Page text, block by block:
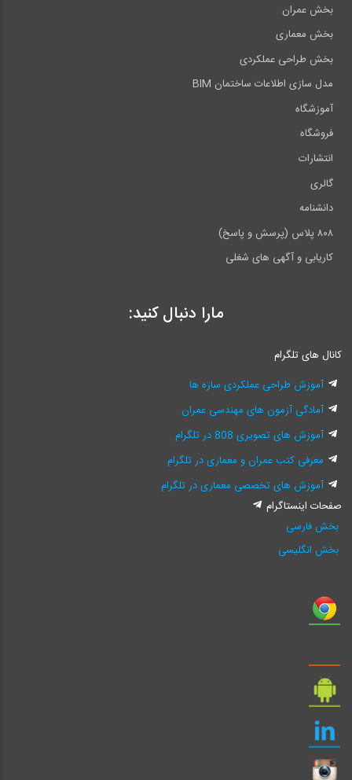
بخش عمران
بخش معماری
بخش طراحی عملکردی
مدل سازی اطلاعات ساختمان BIM
آموزشگاه
فروشگاه
انتشارات
گالری
دانشنامه
۸۰۸ پلاس (پرسش و پاسخ)
کاریابی و آگهی های شغلی
مارا دنبال کنید:
کانال های تلگرام
آموزش طراحی عملکردی سازه ها
آمادگی آزمون های مهندسی عمران
آموزش های تصویری 808 در تلگرام
معرفی کتب عمران و معماری در تلگرام
آموزش های تخصصی معماری در تلگرام
صفحات اینستاگرام
بخش فارسی
بخش انگلیسی